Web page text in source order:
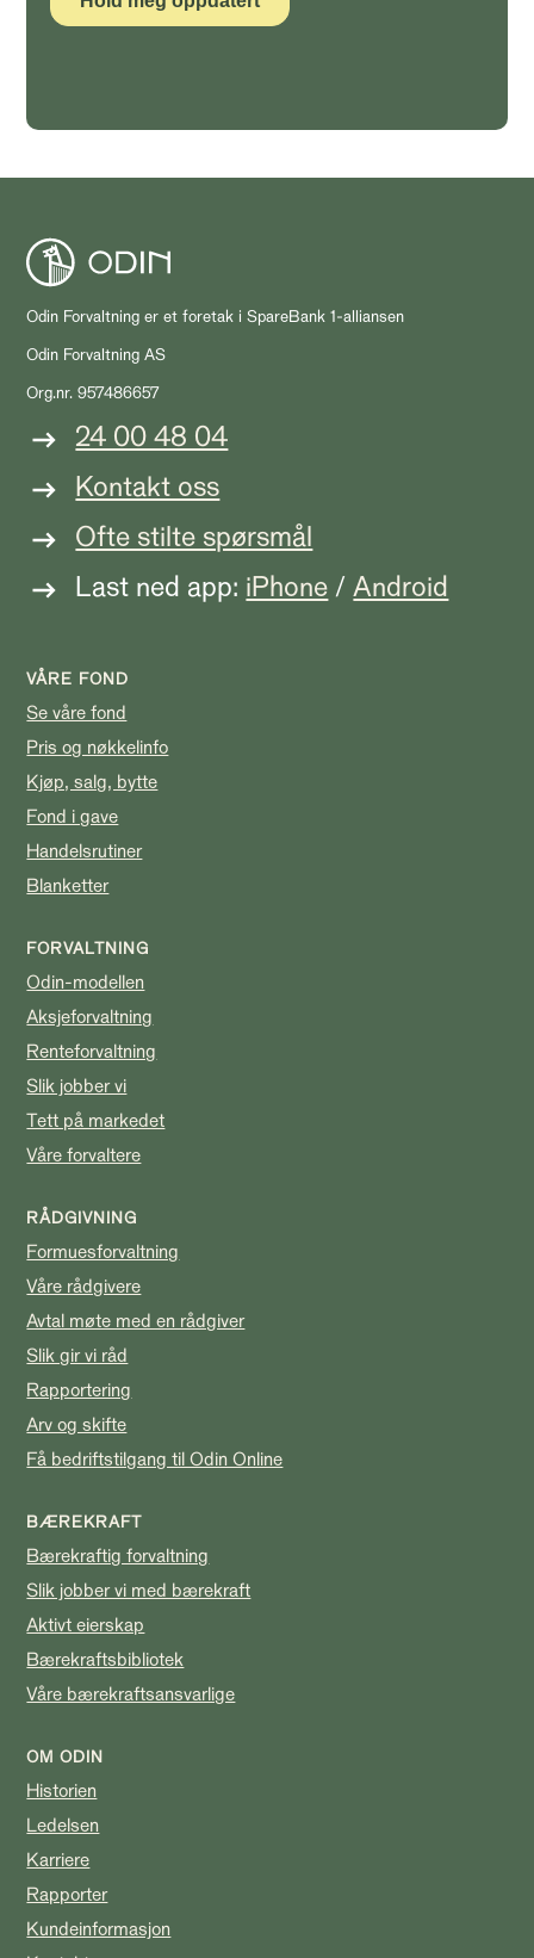
Odin Forvaltning er et foretak i SpareBank 1-alliansen
Odin Forvaltning AS
Org.nr. 957486657
24 00 48 04
Kontakt oss
Ofte stilte spørsmål
Last ned app: iPhone /Android
VÅRE FOND
Se våre fond
Pris og nøkkelinfo
Kjøp, salg, bytte
Fond i gave
Handelsrutiner
Blanketter
FORVALTNING
Odin-modellen
Aksjeforvaltning
Renteforvaltning
Slik jobber vi
Tett på markedet
Våre forvaltere
RÅDGIVNING
Formuesforvaltning
Våre rådgivere
Avtal møte med en rådgiver
Slik gir vi råd
Rapportering
Arv og skifte
Få bedriftstilgang til Odin Online
BÆREKRAFT
Bærekraftig forvaltning
Slik jobber vi med bærekraft
Aktivt eierskap
Bærekraftsbibliotek
Våre bærekraftsansvarlige
OM ODIN
Historien
Ledelsen
Karriere
Rapporter
Kundeinformasjon